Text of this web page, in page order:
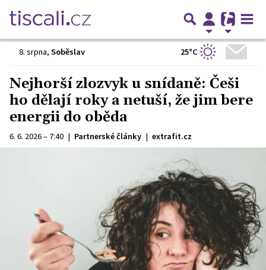
8. srpna, Soběslav 25°C
Nejhorší zlozvyk u snídaně: Češi
ho dělají roky a netuší, že jim bere
energii do oběda
6. 6. 2026 – 7:40 | Partnerské články | extrafit.cz